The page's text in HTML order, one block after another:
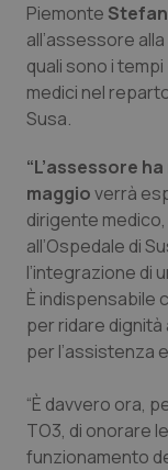
Lazio
Liguria
Marche
Molise
Piemonte
Provincia
Diabete &
Disturbi
Donna &
Epatiti
HIV
Piemonte
all’assessore
quali sono i
medici nel
Susa.
“L’assessore
maggioverrà
dirigente
all’Ospedale di
l’integrazione di
È indispensabile
per ridare
per l’assistenza
“È davvero ora,
TO3, di onorare
funzionamento